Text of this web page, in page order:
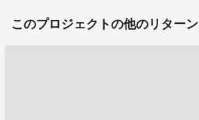
このプロジェクトの他のリターン